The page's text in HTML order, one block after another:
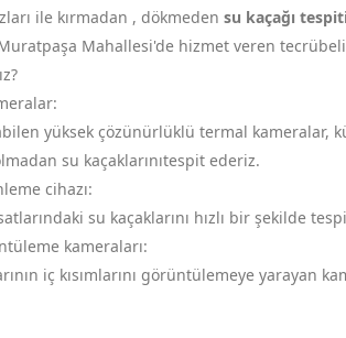
ile kırmadan , dökmeden su kaçağı
Mahallesi'de hizmet veren
yüksek çözünürlüklü termal kameralar,
su kaçaklarınıtespit ederiz.
cihazı:
su kaçaklarını hızlı bir şekilde
kameraları:
iç kısımlarını görüntülemeye yarayan